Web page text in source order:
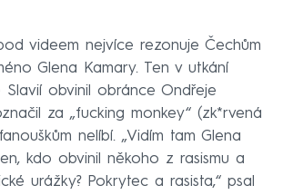
videem nejvíce rezonuje Čechům
Glena Kamary. Ten v utkání
Slavií obvinil obránce Ondřeje
za „fucking monkey“ (zk*rvená
nelíbí. „Vidím tam Glena
kdo obvinil někoho z rasismu a
urážky? Pokrytec a rasista,“ psal